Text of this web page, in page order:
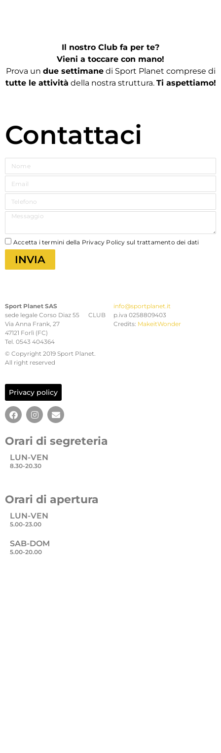
Il nostro Club fa per te?
Vieni a toccare con mano!
Prova un due settimanedi Sport Planet comprese di
tutte le attività della nostra struttura. Ti aspettiamo!
Contattaci
Accetta i termini della Privacy Policy sul trattamento dei dati
INVIA
Sport Planet SAS
sede legale Corso Diaz 55 CLUB
Via Anna Frank, 27
47121 Forlì (FC)
Tel. 0543 404364
info@sportplanet.it
p.iva 0258809403
Credits: MakeitWonder
© Copyright 2019 Sport Planet.
All right reserved
Privacy policy
Orari di segreteria
LUN-VEN
8.30-20.30
Orari di apertura
LUN-VEN
5.00-23.00
SAB-DOM
5.00-20.00